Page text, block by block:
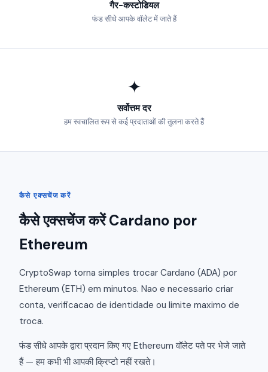
गैर-कस्टोडियल
फंड सीधे आपके वॉलेट में जाते हैं
✦
सर्वोत्तम दर
हम स्वचालित रूप से कई प्रदाताओं की तुलना करते हैं
कैसे एक्सचेंज करें
कैसे एक्सचेंज करें Cardano por
Ethereum
CryptoSwap torna simples trocar Cardano (ADA) por
Ethereum (ETH) em minutos. Nao e necessario criar
conta, verificacao de identidade ou limite maximo de
troca.
फंड सीधे आपके द्वारा प्रदान किए गए Ethereum वॉलेट पते पर भेजे जाते
हैं — हम कभी भी आपकी क्रिप्टो नहीं रखते।